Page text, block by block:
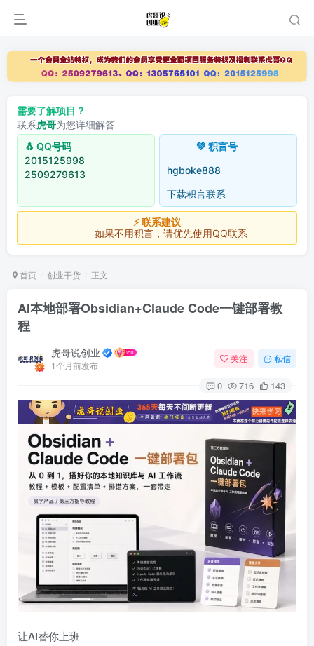
需要了解项目？
联系虎哥为您详细解答
🐧 QQ号码
2015125998
2509279613
💚 积言号
hgboke888
下载积言联系
⚡ 联系建议
如果不用积言，请优先使用QQ联系
首页 创业干货 正文
AI本地部署Obsidian+Claude Code一键部署教
程
虎哥说创业
1个月前发布
关注 私信
0 716 143
让AI替你上班